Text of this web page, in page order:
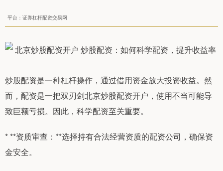
平台：证券杠杆配资交易网
炒股配资是一种杠杆操作，通过借用资金放大投资收益。然
而，配资是一把双刃剑北京炒股配资开户，使用不当可能导
致巨额亏损。因此，科学配资至关重要。
* **资质审查：**选择持有合法经营资质的配资公司，确保资
金安全。